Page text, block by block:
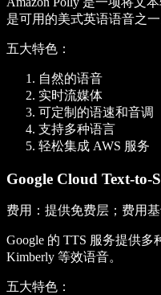
是可用的美式英语语音之一
五大特色 ：
自然的语音
实时流媒体
可定制的语速和音调
支持多种语言
轻松集成 AWS 服务
Google Cloud Text-to-
费用 ：提供免费层；费用
Google 的 TTS 服务提供
Kimberly 等效语音。
五大特色 ：